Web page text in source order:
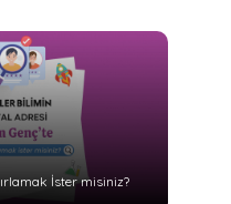
İster misiniz?